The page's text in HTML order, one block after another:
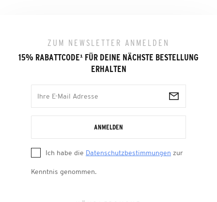
ZUM NEWSLETTER ANMELDEN
15% RABATTCODE¹ FÜR DEINE NÄCHSTE BESTELLUNG
ERHALTEN
ANMELDEN
Ich habe die Datenschutzbestimmungen zur
Kenntnis genommen.